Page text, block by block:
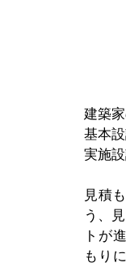
建築
基本
実施
見積
う、
トが
もり